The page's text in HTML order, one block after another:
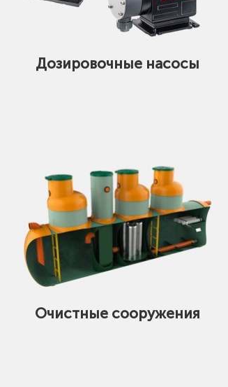
Дозировочные насосы
Очистные сооружения